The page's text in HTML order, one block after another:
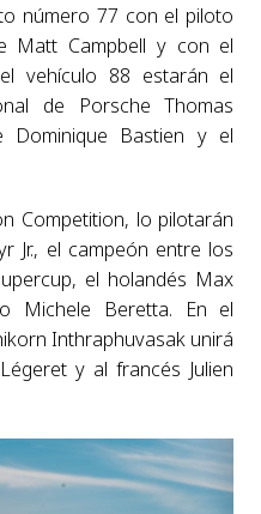
número 77 con el piloto
Matt Campbell y con el
vehículo 88 estarán el
de Porsche Thomas
Dominique Bastien y el
Competition, lo pilotarán
Jr., el campeón entre los
el holandés Max
Michele Beretta. En el
Inthraphuvasak unirá
y al francés Julien